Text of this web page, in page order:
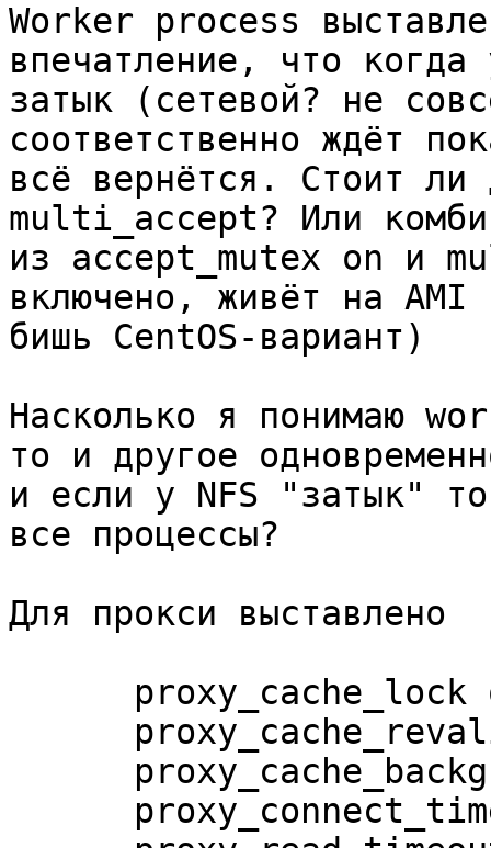
Worker process
впечатление, что когда
затык (сетевой? не
соответственно ждёт
всё вернётся. Стоит ли
multi_accept? Или
из accept_mutex on и
включено, живёт на AMI
бишь CentOS-вариант)
Насколько я понимаю
то и другое
и если у NFS "затык"
все процессы?
Для прокси выставлено